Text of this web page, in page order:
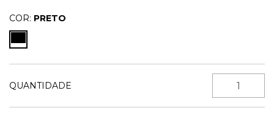
COR: PRETO
QUANTIDADE